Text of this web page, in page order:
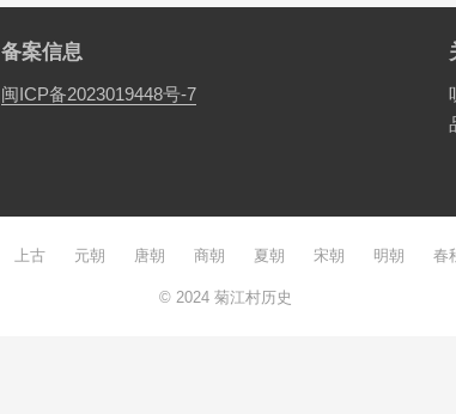
备案信息
闽ICP备2023019448号-7
上古 元朝 唐朝 商朝 夏朝 宋朝 明朝 春
© 2024 菊江村历史